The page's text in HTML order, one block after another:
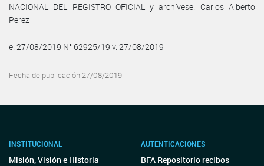
NACIONAL DEL REGISTRO OFICIAL y archívese. Carlos Alberto
Perez
e. 27/08/2019 N° 62925/19 v. 27/08/2019
Fecha de publicación 27/08/2019
INSTITUCIONAL
Misión, Visión e Historia
AUTENTICACIONES
BFA Repositorio recibos